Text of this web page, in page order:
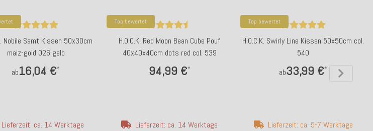
Nobile Samt Kissen 50x30cm
maiz-gold 026 gelb
ab16,04 €*
Lieferzeit: ca. 14 Werktage
Top bewertet
H.O.C.K. Red Moon Bean Cube Pouf
40x40x40cm dots red col. 539
94,99 €*
Lieferzeit: ca. 14 Werktage
Top bewertet
H.O.C.K. Swirly Line Kissen 50x50cm col.
540
ab33,99 €*
Lieferzeit: ca. 5-7 Werktage